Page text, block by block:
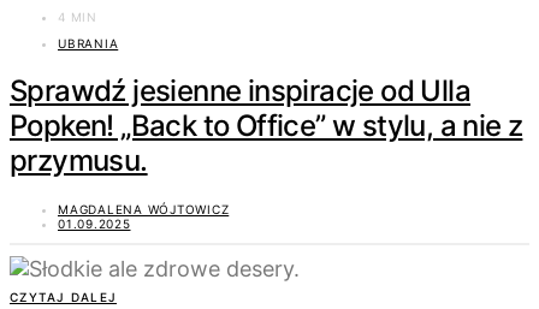
4 MIN
UBRANIA
Sprawdź jesienne inspiracje od Ulla
Popken! „Back to Office” w stylu, a nie z
przymusu.
MAGDALENA WÓJTOWICZ
01.09.2025
CZYTAJ DALEJ